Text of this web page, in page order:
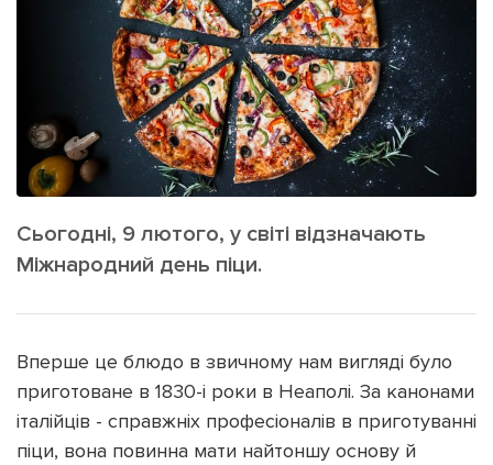
Розслідування
Погляди
Ініціативи
Фото/Відео
Made in Lviv
[email protected] Реклама на сайті
Політика конфіденційності
Наші соц мережі
Сьогодні, 9 лютого, у світі відзначають
Міжнародний день піци.
Вперше це блюдо в звичному нам вигляді було
приготоване в 1830-і роки в Неаполі. За канонами
італійців - справжніх професіоналів в приготуванні
піци, вона повинна мати найтоншу основу й